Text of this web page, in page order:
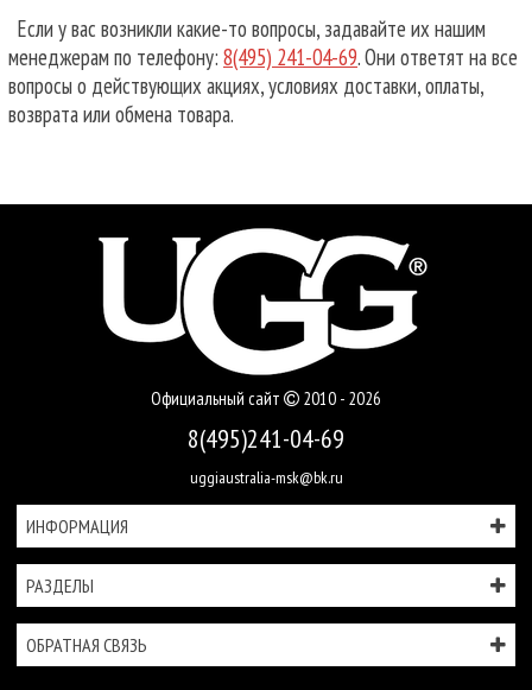
Если у вас возникли какие-то вопросы, задавайте их нашим
менеджерам по телефону: 8(495) 241-04-69. Они ответят на все
вопросы о действующих акциях, условиях доставки, оплаты,
возврата или обмена товара.
Официальный сайт 2010 - 2026
8(495)241-04-69
uggiaustralia-msk@bk.ru
ИНФОРМАЦИЯ
РАЗДЕЛЫ
ОБРАТНАЯ СВЯЗЬ